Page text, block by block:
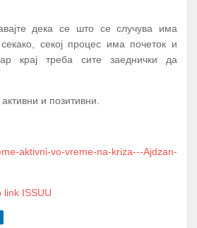
дека се што се случува има
секој процес има почеток и
крај треба сите заеднички да
и позитивни.
aktivni-vo-vreme-na-kriza---Ajdzan-
link ISSUU
Т И ПЕРИОД
КОРИСНИЦИТЕ НА
ОД
ПРОФЕСОРИ
СВОЈАТА ОБЛАСТ
во приватните или